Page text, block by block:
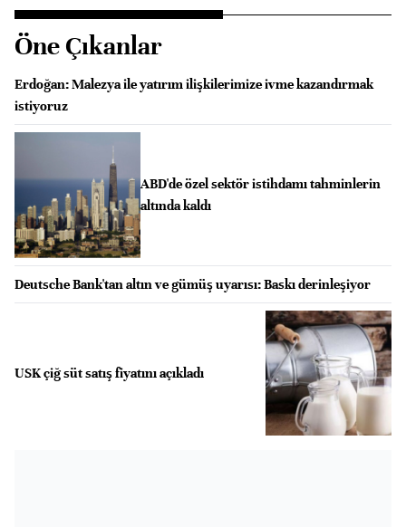
Öne Çıkanlar
Erdoğan: Malezya ile yatırım ilişkilerimize ivme kazandırmak
istiyoruz
ABD'de özel sektör istihdamı tahminlerin
altında kaldı
Deutsche Bank'tan altın ve gümüş uyarısı: Baskı derinleşiyor
USK çiğ süt satış fiyatını açıkladı